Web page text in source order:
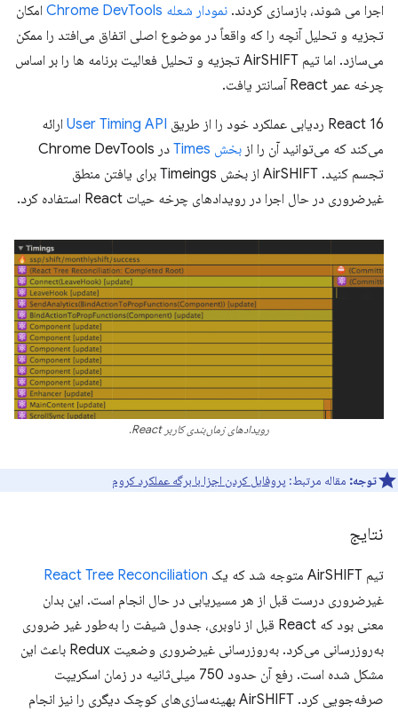
اجرا می شوند، بازسازی کردند. نمودار شعله Chrome DevTools امکان
تجزیه و تحلیل آنچه را که واقعاً در موضوع اصلی اتفاق می‌افتد را ممکن
می‌سازد. اما تیم AirSHIFT تجزیه و تحلیل فعالیت برنامه ها را بر اساس
چرخه عمر React آسانتر یافت.
React 16 ردیابی عملکرد خود را از طریق User Timing API ارائه
می‌کند که می‌توانید آن را از بخش Times
در Chrome DevTools
تجسم کنید. AirSHIFT از بخش Timeings برای یافتن منطق
غیرضروری در حال اجرا در رویدادهای چرخه حیات React استفاده کرد.
رویدادهای زمان‌بندی کاربر React.
توجه: مقاله مرتبط: پروفایل کردن اجزا با برگه عملکرد کروم
نتایج
تیم AirSHIFT متوجه شد که یک
React Tree Reconciliation
غیرضروری درست قبل از هر مسیریابی در حال انجام است. این بدان
معنی بود که React قبل از ناوبری، جدول شیفت را به‌طور غیر ضروری
به‌روزرسانی می‌کرد. به‌روزرسانی غیرضروری وضعیت Redux باعث این
مشکل شده است. رفع آن حدود 750 میلی‌ثانیه در زمان اسکریپت
صرفه‌جویی کرد. AirSHIFT بهینه‌سازی‌های کوچک دیگری را نیز انجام